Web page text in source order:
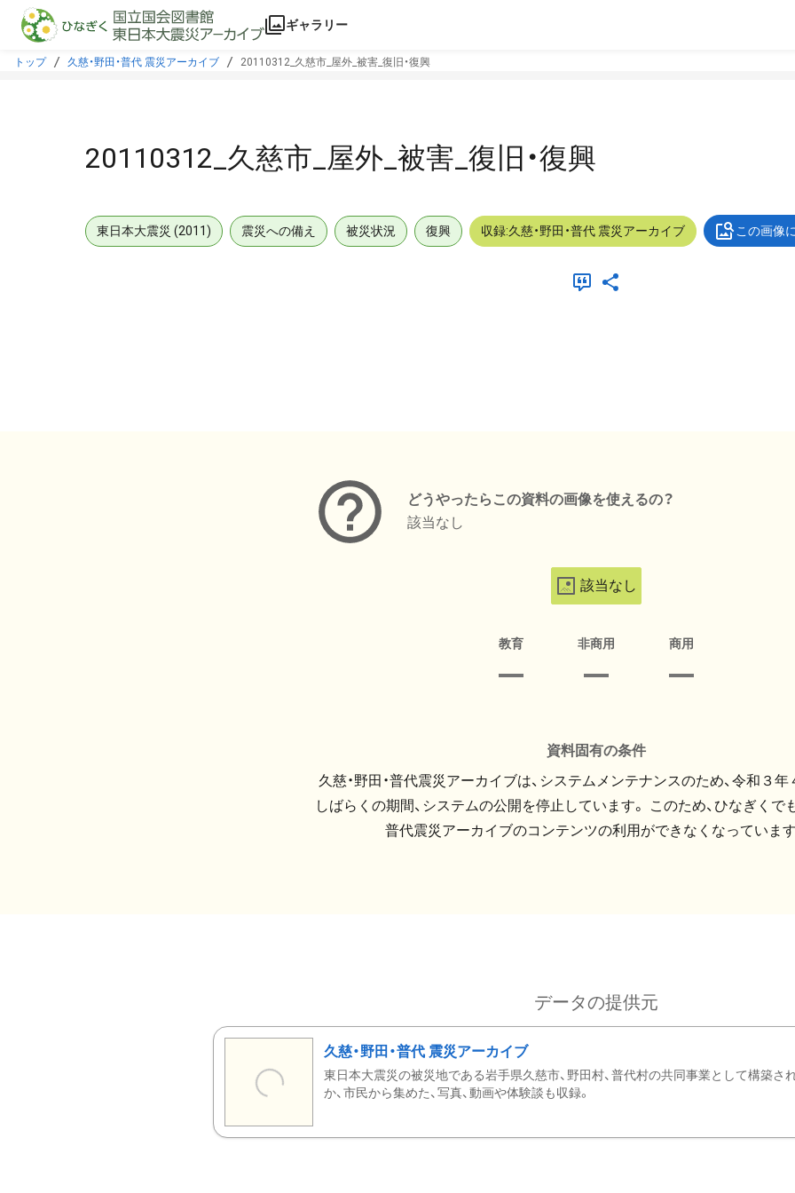
本文に飛ぶ
ギャラリー
トップ 久慈・野田・普代 震災アーカイブ 20110312_久慈市_屋外_被害_復旧・復興
20110312_久慈市_屋外_被害_復旧・復興
東日本大震災 (2011) 震災への備え 被災状況 復興 収録:久慈・野田・普代 震災アーカイブ この画像
どうやったらこの資料の画像を使えるの？
該当なし
該当なし
教育 非商用 商用
資料固有の条件
久慈・野田・普代震災アーカイブは、システムメンテナンスのため、令和３
しばらくの期間、システムの公開を停止しています。 このため、ひなぎくでも
普代震災アーカイブのコンテンツの利用ができなくなっています
データの提供元
久慈・野田・普代 震災アーカイブ
東日本大震災の被災地である岩手県久慈市、野田村、普代村の共同事業として構築さ
か、市民から集めた、写真、動画や体験談も収録。